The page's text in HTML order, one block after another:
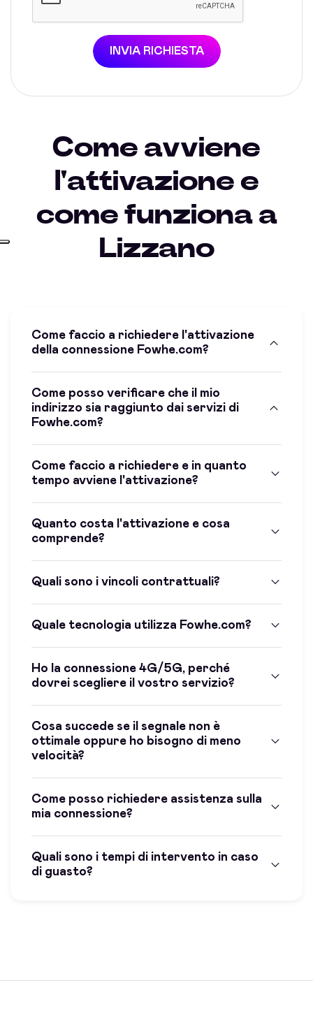
INVIA RICHIESTA
Come avviene
l'attivazione e
come funziona a
Lizzano
Come faccio a richiedere l'attivazione
della connessione Fowhe.com?
Come posso verificare che il mio
indirizzo sia raggiunto dai servizi di
Fowhe.com?
Come faccio a richiedere e in quanto
tempo avviene l'attivazione?
Quanto costa l'attivazione e cosa
comprende?
Quali sono i vincoli contrattuali?
Quale tecnologia utilizza Fowhe.com?
Ho la connessione 4G/5G, perché
dovrei scegliere il vostro servizio?
Cosa succede se il segnale non è
ottimale oppure ho bisogno di meno
velocità?
Come posso richiedere assistenza sulla
mia connessione?
Quali sono i tempi di intervento in caso
di guasto?